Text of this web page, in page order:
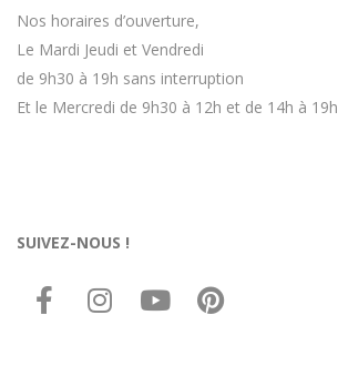
Nos horaires d’ouverture,
Le Mardi Jeudi et Vendredi
de 9h30 à 19h sans interruption
Et le Mercredi de 9h30 à 12h et de 14h à 19h
SUIVEZ-NOUS !